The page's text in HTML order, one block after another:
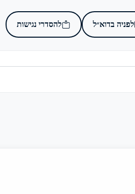
להסדרי נגישות לפניה בדוא״ל